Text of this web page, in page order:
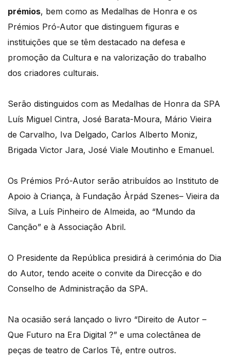
prémios, bem como as Medalhas de Honra e os
Prémios Pró-Autor que distinguem figuras e
instituições que se têm destacado na defesa e
promoção da Cultura e na valorização do trabalho
dos criadores culturais.
Serão distinguidos com as Medalhas de Honra da SPA
Luís Miguel Cintra, José Barata-Moura, Mário Vieira
de Carvalho, Iva Delgado, Carlos Alberto Moniz,
Brigada Victor Jara, José Viale Moutinho e Emanuel.
Os Prémios Pró-Autor serão atribuídos ao Instituto de
Apoio à Criança, à Fundação Àrpád Szenes– Vieira da
Silva, a Luís Pinheiro de Almeida, ao “Mundo da
Canção” e à Associação Abril.
O Presidente da República presidirá à cerimónia do Dia
do Autor, tendo aceite o convite da Direcção e do
Conselho de Administração da SPA.
Na ocasião será lançado o livro “Direito de Autor –
Que Futuro na Era Digital ?” e uma colectânea de
peças de teatro de Carlos Tê, entre outros.